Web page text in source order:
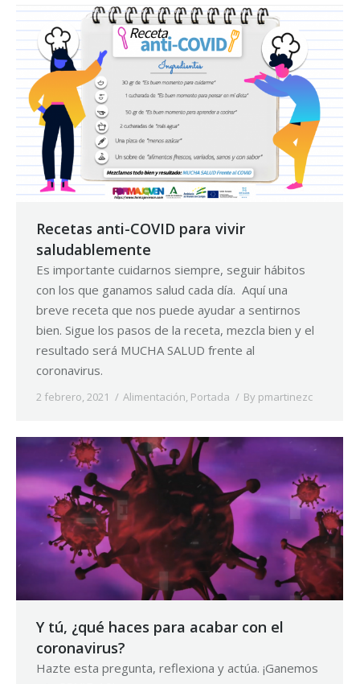
Recetas anti-COVID para vivir
saludablemente
Es importante cuidarnos siempre, seguir hábitos
con los que ganamos salud cada día. Aquí una
breve receta que nos puede ayudar a sentirnos
bien. Sigue los pasos de la receta, mezcla bien y el
resultado será MUCHA SALUD frente al
coronavirus.
2 febrero, 2021 Alimentación, Portada By pmartinezc
Y tú, ¿qué haces para acabar con el
coronavirus?
Hazte esta pregunta, reflexiona y actúa. ¡Ganemos